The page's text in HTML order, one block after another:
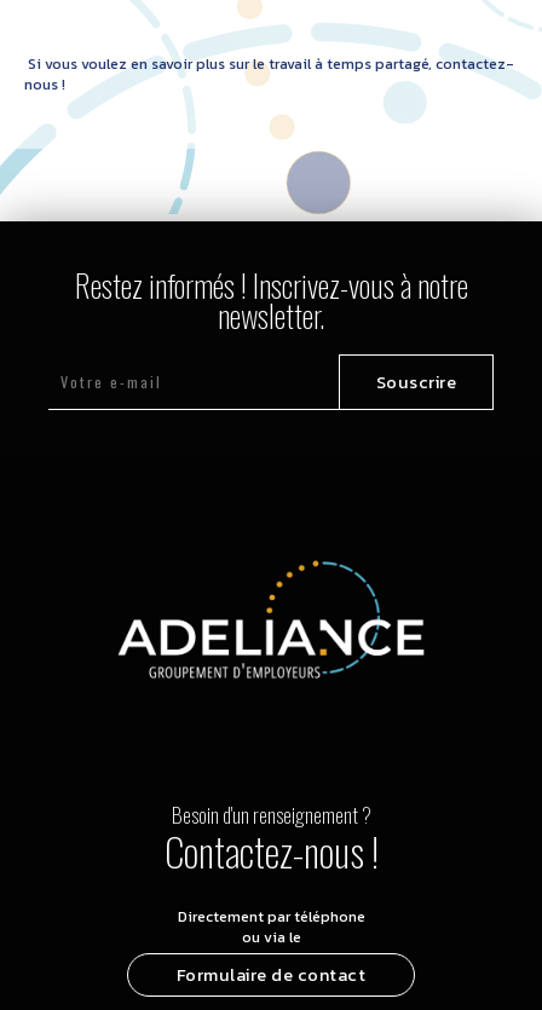
Si vous voulez en savoir plus sur le travail à temps partagé, contactez-
nous !
Restez informés ! Inscrivez-vous à notre
newsletter.
Souscrire
Besoin d'un renseignement ?
Contactez-nous !
Directement par téléphone
ou via le
Formulaire de contact